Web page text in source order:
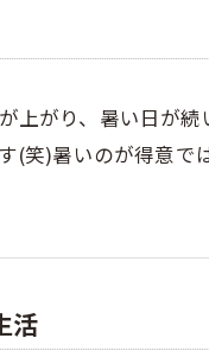
上がり、暑い日が
(笑)暑いのが得意
活